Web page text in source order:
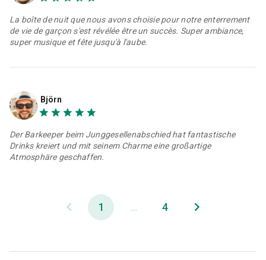
La boîte de nuit que nous avons choisie pour notre enterrement
de vie de garçon s'est révélée être un succès. Super ambiance,
super musique et fête jusqu'à l'aube.
Björn
Der Barkeeper beim Junggesellenabschied hat fantastische
Drinks kreiert und mit seinem Charme eine großartige
Atmosphäre geschaffen.
1 ... 4